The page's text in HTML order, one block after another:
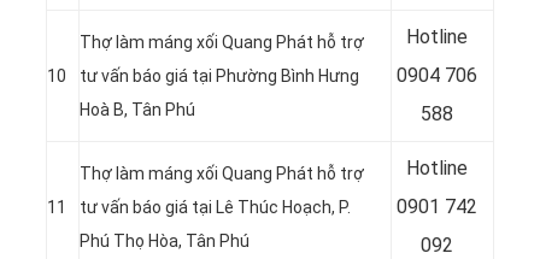
10
Thợ làm máng xối Quang Phát hỗ trợ
tư vấn báo giá tại Phường Bình Hưng
Hoà B, Tân Phú
Hotline
0904 706
588
11
Thợ làm máng xối Quang Phát hỗ trợ
tư vấn báo giá tại Lê Thúc Hoạch, P.
Phú Thọ Hòa, Tân Phú
Hotline
0901 742
092